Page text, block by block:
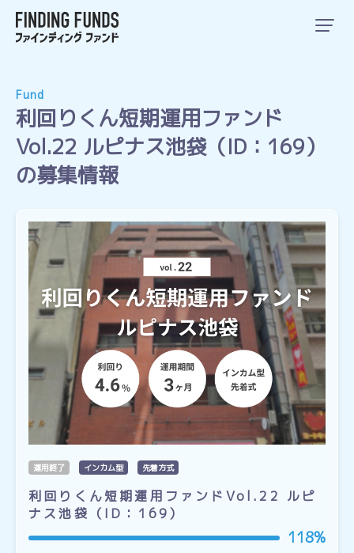
Fund
利回りくん短期運用ファンド
Vol.22 ルピナス池袋（ID：169）
の募集情報
運用終了 インカム型 先着方式
利回りくん短期運用ファンドVol.22 ルピ
ナス池袋（ID：169）
118%